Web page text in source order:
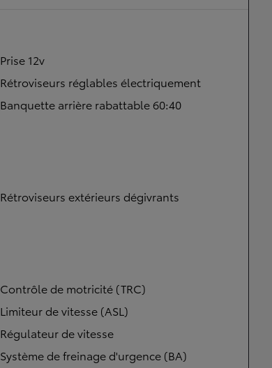
Prise 12v
Rétroviseurs réglables électriquement
Banquette arrière rabattable 60:40
Rétroviseurs extérieurs dégivrants
Contrôle de motricité (TRC)
Limiteur de vitesse (ASL)
Régulateur de vitesse
Système de freinage d'urgence (BA)